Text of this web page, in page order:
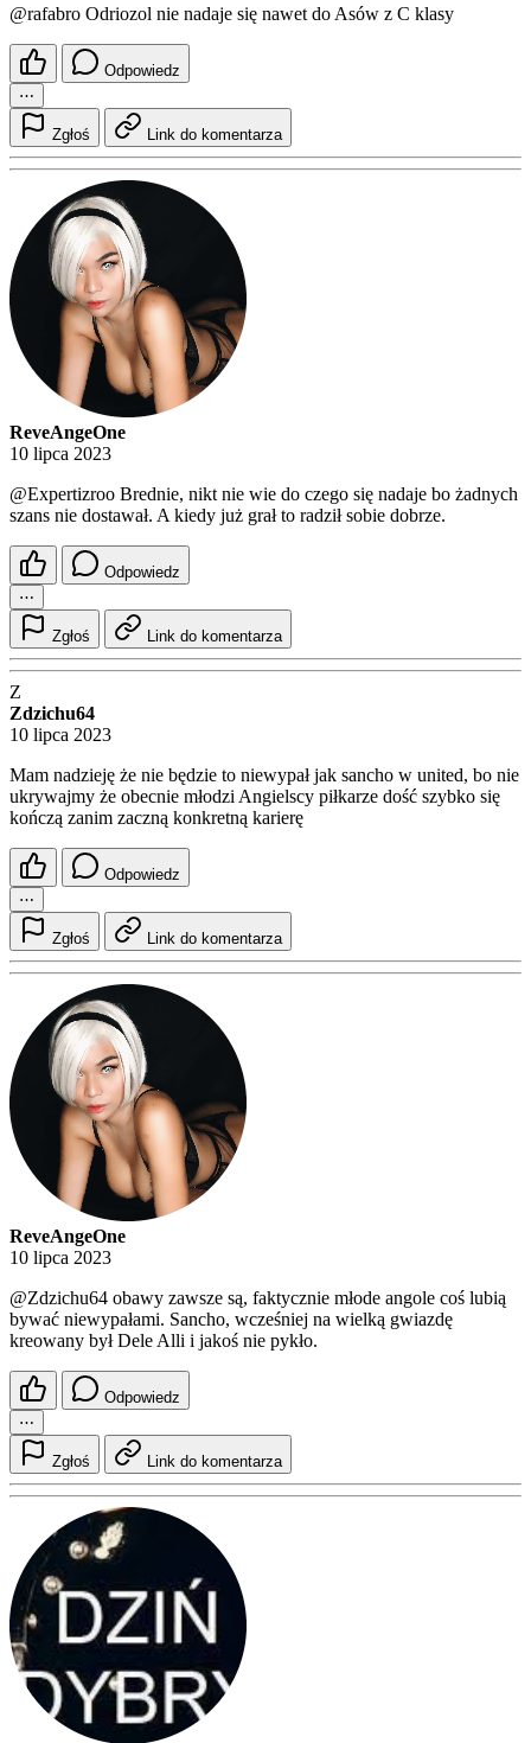
@rafabro Odriozol nie nadaje się nawet do Asów z C klasy
Odpowiedz
⋯
Zgłoś Link do komentarza
ReveAngeOne
10 lipca 2023
@Expertizroo Brednie, nikt nie wie do czego się nadaje bo żadnych
szans nie dostawał. A kiedy już grał to radził sobie dobrze.
Odpowiedz
⋯
Zgłoś Link do komentarza
Z
Zdzichu64
10 lipca 2023
Mam nadzieję że nie będzie to niewypał jak sancho w united, bo nie
ukrywajmy że obecnie młodzi Angielscy piłkarze dość szybko się
kończą zanim zaczną konkretną karierę
Odpowiedz
⋯
Zgłoś Link do komentarza
ReveAngeOne
10 lipca 2023
@Zdzichu64 obawy zawsze są, faktycznie młode angole coś lubią
bywać niewypałami. Sancho, wcześniej na wielką gwiazdę
kreowany był Dele Alli i jakoś nie pykło.
Odpowiedz
⋯
Zgłoś Link do komentarza